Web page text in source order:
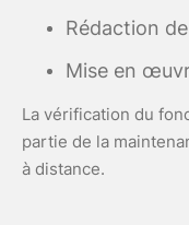
Rédaction
Mise en
La vérification du
partie de la
à distance.